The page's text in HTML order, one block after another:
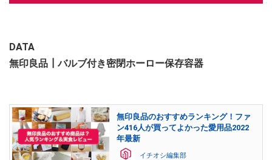
DATA
無印良品┃バルブ付き密閉ホーロー保存容器
無印良品のおすすめランキング！ファ
ン416人が買ってよかった愛用品2022
年最新
イチオシ編集部